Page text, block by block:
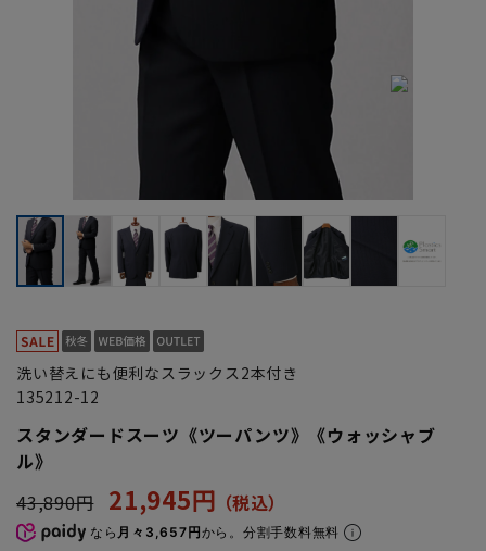
洗い替えにも便利なスラックス2本付き
135212-12
スタンダードスーツ《ツーパンツ》《ウォッシャブ
ル》
43,890円
21,945円
なら 月々3,657円から。分割手数料無料